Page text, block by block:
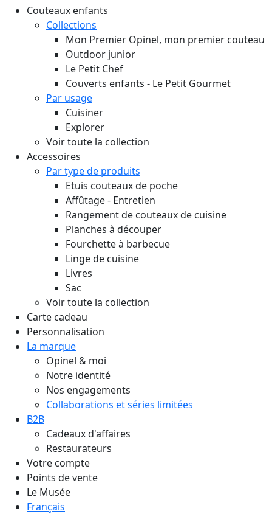
Couteaux enfants
Collections
Mon Premier Opinel, mon premier couteau
Outdoor junior
Le Petit Chef
Couverts enfants - Le Petit Gourmet
Par usage
Cuisiner
Explorer
Voir toute la collection
Accessoires
Par type de produits
Etuis couteaux de poche
Affûtage - Entretien
Rangement de couteaux de cuisine
Planches à découper
Fourchette à barbecue
Linge de cuisine
Livres
Sac
Voir toute la collection
Carte cadeau
Personnalisation
La marque
Opinel & moi
Notre identité
Nos engagements
Collaborations et séries limitées
B2B
Cadeaux d'affaires
Restaurateurs
Votre compte
Points de vente
Le Musée
Français